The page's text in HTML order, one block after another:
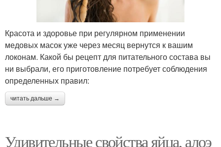
Красота и здоровье при регулярном применении
медовых масок уже через месяц вернутся к вашим
локонам. Какой бы рецепт для питательного состава вы
ни выбрали, его приготовление потребует соблюдения
определенных правил:
читать дальше →
Удивительные свойства яйца, алоэ